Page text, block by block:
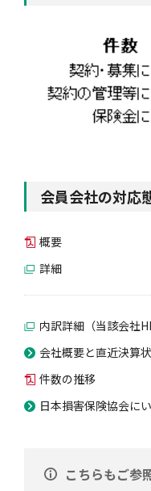
会員会社の対応
概要
詳細
内訳詳細（当該会社
会社概要と直近決算
件数の推移
日本損害保険協会に
こちらもご参